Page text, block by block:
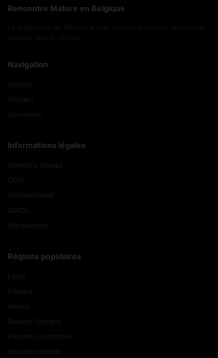
Rencontre Mature en Belgique
Navigation
Informations légales
Régions populaires